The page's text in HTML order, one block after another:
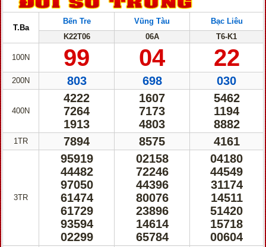
T.Ba
100N
200N
400N
1TR
3TR
Bến Tre
K22T06
99
803
4222
7264
1913
7894
95919
44482
97050
61474
61729
93594
02299
Vũng Tàu
06A
04
698
1607
7173
4803
8575
02158
72246
44396
80076
23896
14614
65784
Bạc Liêu
T6-K1
22
030
5462
1194
8882
4161
04180
44549
31174
14511
51420
15718
00604